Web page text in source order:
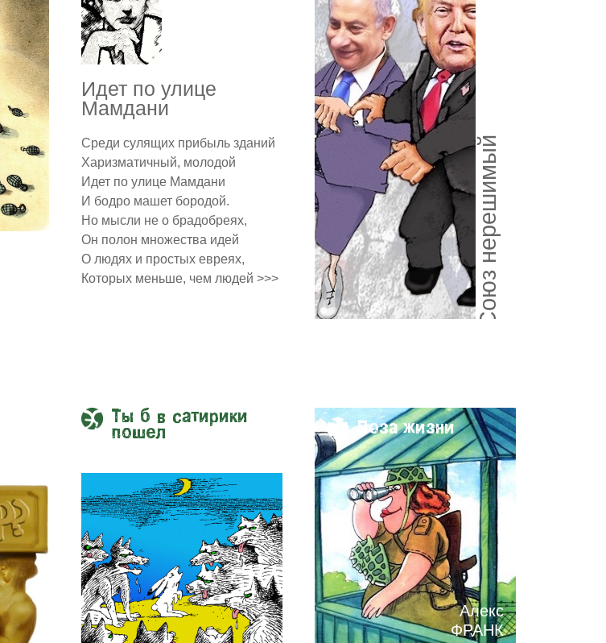
Идет по улице
Мамдани
Среди сулящих прибыль зданий
Харизматичный, молодой
Идет по улице Мамдани
И бодро машет бородой.
Но мысли не о брадобреях,
Он полон множества идей
О людях и простых евреях,
Которых меньше, чем людей >>>
Союз нерешимый
Ты б в сатирики
пошел
Поза жизни
Алекс
ФРАНК